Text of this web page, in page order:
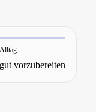
Alltag
gut vorzubereiten